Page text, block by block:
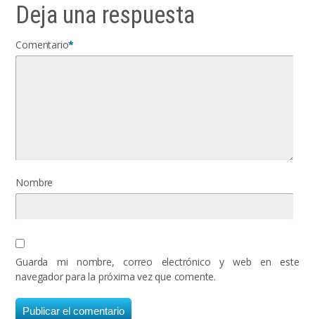
Deja una respuesta
Comentario*
Nombre
Guarda mi nombre, correo electrónico y web en este
navegador para la próxima vez que comente.